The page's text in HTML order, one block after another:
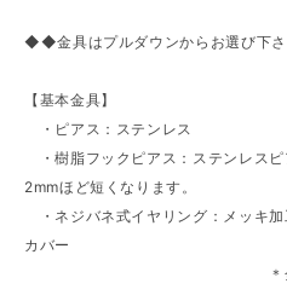
◆◆金具はプルダウンからお選び下
【基本金具】
・ピアス：ステンレス
・樹脂フックピアス：ステンレス
2mmほど短くなります。
・ネジバネ式イヤリング：メッキ
カバー
＊金属アレルギー